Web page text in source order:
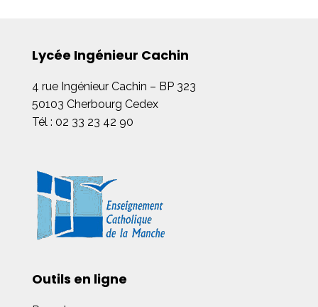
Lycée Ingénieur Cachin
4 rue Ingénieur Cachin – BP 323
50103 Cherbourg Cedex
Tél : 02 33 23 42 90
Outils en ligne